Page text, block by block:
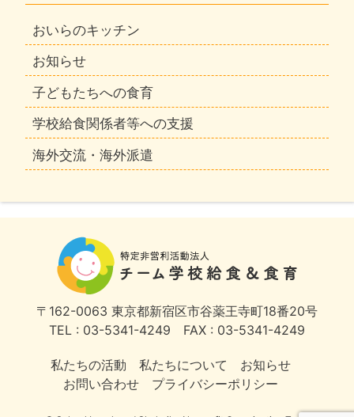
おいらのキッチン
お知らせ
子どもたちへの食育
学校給食関係者等への支援
海外交流・海外派遣
〒162-0063 東京都新宿区市谷薬王寺町18番20号
TEL : 03-5341-4249 FAX : 03-5341-4249
私たちの活動 私たちについて
お知らせ
お問い合わせ
プライバシーポリシー